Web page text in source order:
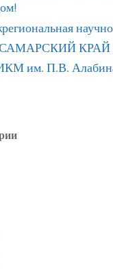
«САМАРСКИЙ
им. П.В.